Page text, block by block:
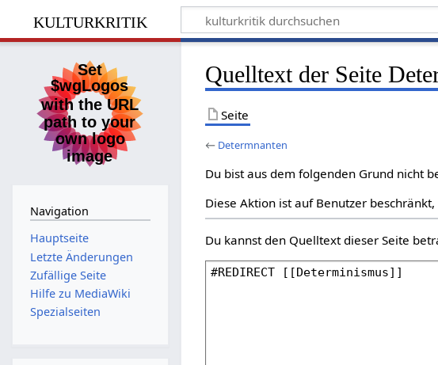
kulturkritik
Quelltext der Seite
Seite
← Determnanten
Du bist aus dem folgenden Grund nicht
Diese Aktion ist auf Benutzer
Du kannst den Quelltext dieser Seite
Navigation
Hauptseite
Letzte Änderungen
Zufällige Seite
Hilfe zu MediaWiki
Spezialseiten